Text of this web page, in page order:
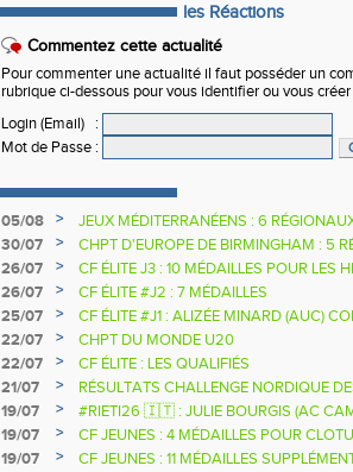
les Réactions
Commentez cette actualité
Pour commenter une actualité il faut posséder un
rubrique ci-dessous pour vous identifier ou vous
Login (Email)
:
Mot de Passe :
05/08 >
JEUX MÉDITERRANÉENS : 6
30/07
>
CHPT D'EUROPE DE BIRMINGHAM : 5
26/07
>
CF ÉLITE J3 : 10 MÉDAILLES POUR LES
26/07
>
CF ÉLITE #J2 : 7 MÉDAILLES
25/07
>
CF ÉLITE #J1 : ALIZÉE MINARD (AUC)
NATIONALE
22/07 >
CHPT DU MONDE U20
22/07
>
CF ÉLITE : LES QUALIFIÉS
21/07
>
RÉSULTATS CHALLENGE NORDIQUE
2025 2026
19/07 >
#RIETI26 🇮🇹 : JULIE BOURGIS (AC
D'EUROPE U18 DE LA PERCHE
19/07 >
CF JEUNES : 4 MÉDAILLES POUR
19/07
>
CF JEUNES : 11 MÉDAILLES